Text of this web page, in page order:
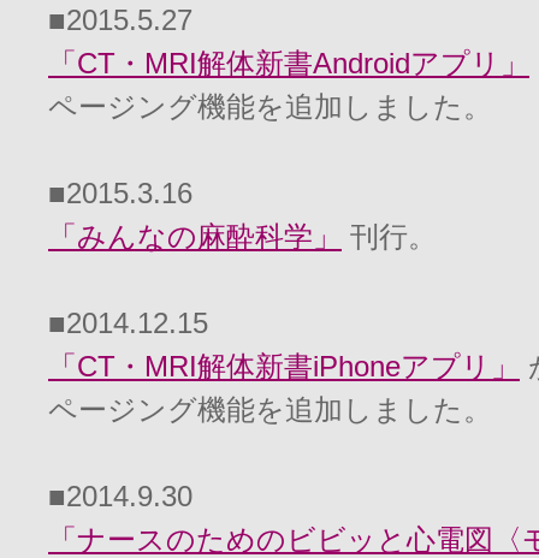
■2015.5.27
「CT・MRI解体新書Androidアプリ 」
ページング機能を追加しました。
■2015.3.16
「みんなの麻酔科学 」 刊行。
■2014.12.15
「CT・MRI解体新書iPhoneアプリ 」
ページング機能を追加しました。
■2014.9.30
「ナースのためのビビッと心電図〈